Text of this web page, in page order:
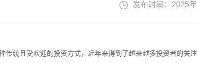
发布时间：2025
传统且受欢迎的投资方式，近年来得到了越来越多投资者的关